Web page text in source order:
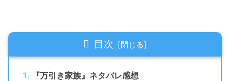
目次
『万引き家族』ネタバレ感想